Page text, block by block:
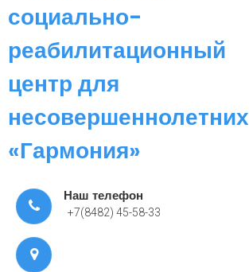
социально-
реабилитационный
центр для
несовершеннолетних
«Гармония»
Наш телефон
+7(8482) 45-58-33